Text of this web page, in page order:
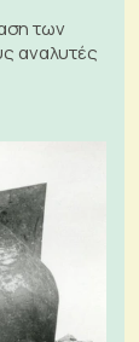
των
αναλυτές